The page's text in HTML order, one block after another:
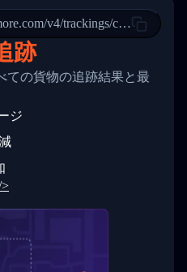
"Departed
"Departed Facility
"2017-03-06 15:28:00",
"Shipment
"BEIJING-
v4/trackings/create
跡
ての貨物の追跡結果と最
ジ